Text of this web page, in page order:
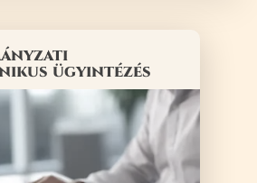
ügyintézés